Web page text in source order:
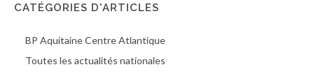
CATÉGORIES D'ARTICLES
BP Aquitaine Centre Atlantique
Toutes les actualités nationales